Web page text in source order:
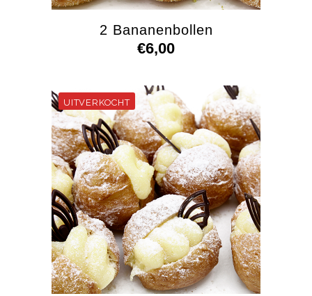
2 Bananenbollen
€6,00